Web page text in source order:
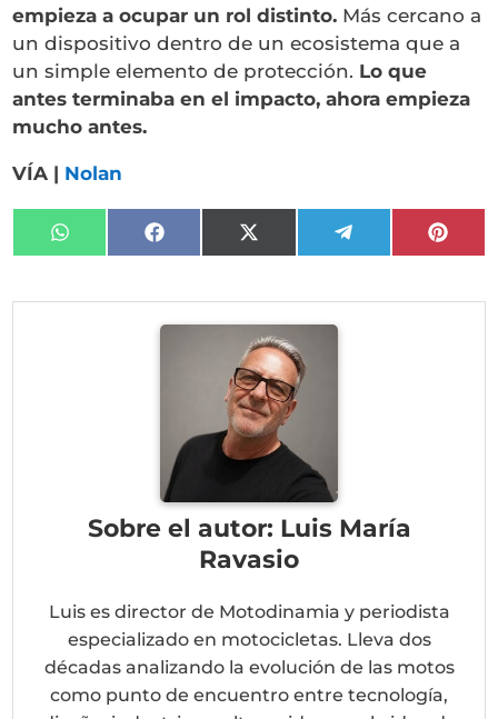
empieza a ocupar un rol distinto. Más cercano a
un dispositivo dentro de un ecosistema que a
un simple elemento de protección. Lo que
antes terminaba en el impacto, ahora empieza
mucho antes.
VÍA | Nolan
Compartir
en
Compartir
en
Compartir
en
(Twitter)
Compartir
en
en
Sobre el autor: Luis María
Ravasio
Luis es director de Motodinamia y periodista
especializado en motocicletas. Lleva dos
décadas analizando la evolución de las motos
como punto de encuentro entre tecnología,